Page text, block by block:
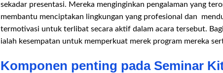
sekadar presentasi. Mereka menginginkan pengalaman yang
membantu menciptakan lingkungan yang profesional dan
termotivasi untuk terlibat secara aktif dalam acara tersebut.
ialah kesempatan untuk memperkuat merek program mereka
Komponen penting pada Seminar